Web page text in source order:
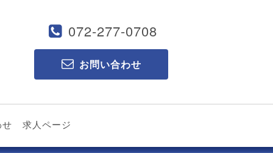
072-277-0708
お問い合わせ
求人ページ